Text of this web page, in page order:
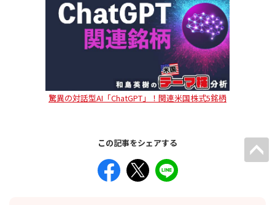
驚異の対話型AI「ChatGPT」！関連米国株式5銘柄
この記事をシェアする